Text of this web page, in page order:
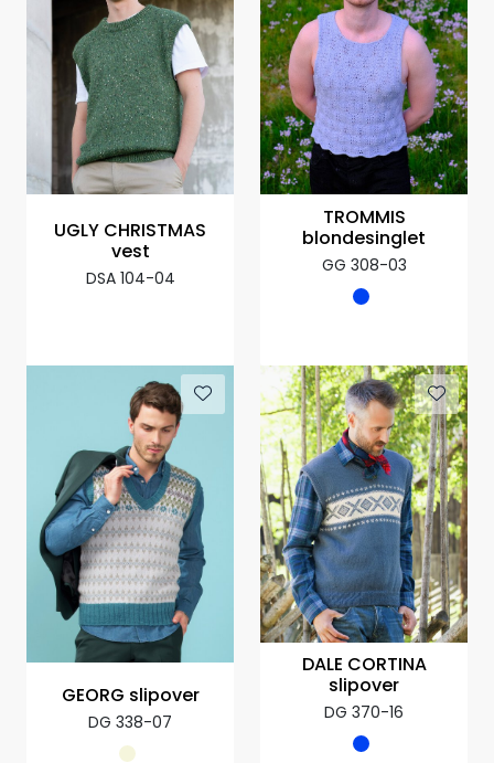
UGLY CHRISTMAS
vest
DSA 104-04
TROMMIS
blondesinglet
GG 308-03
GEORG slipover
DG 338-07
DALE CORTINA
slipover
DG 370-16